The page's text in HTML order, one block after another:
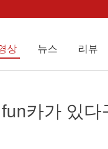
상 뉴스 리뷰
카가 있